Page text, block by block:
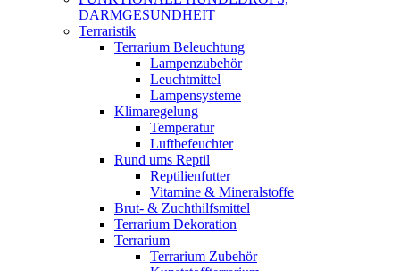
DARMGESUNDHEIT
Terraristik
Terrarium Beleuchtung
Lampenzubehör
Leuchtmittel
Lampensysteme
Klimaregelung
Temperatur
Luftbefeuchter
Rund ums Reptil
Reptilienfutter
Vitamine & Mineralstoffe
Brut- & Zuchthilfsmittel
Terrarium Dekoration
Terrarium
Terrarium Zubehör